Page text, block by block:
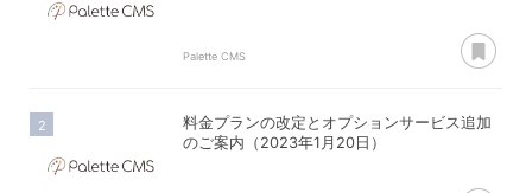
Palette CMS
料金プランの改定とオプションサービス追加
のご案内（2023年1月20日）